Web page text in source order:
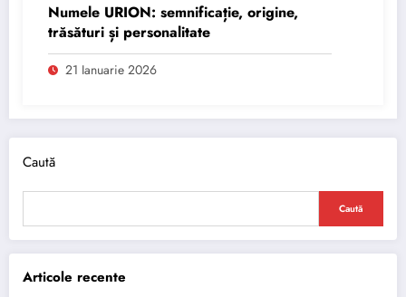
Numele URION: semnificație, origine,
trăsături și personalitate
21 Ianuarie 2026
Caută
Caută
Articole recente